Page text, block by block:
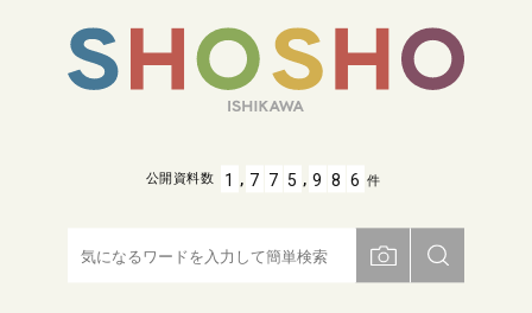
公開資料数 1 , 7 7 5 , 9 8 6 件